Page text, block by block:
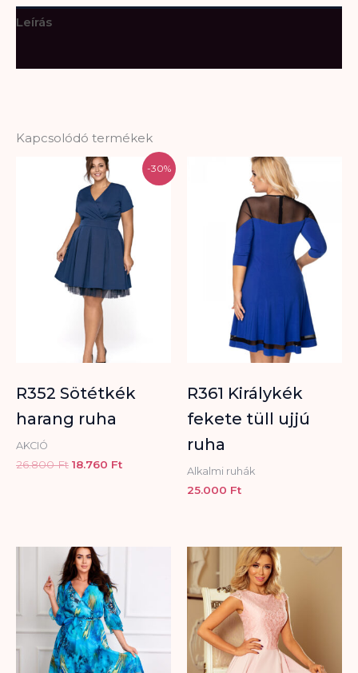
Leírás
Kapcsolódó termékek
-30%
R352 Sötétkék
harang ruha
AKCIÓ
26.800Ft
Original
price
was:
26.800 Ft.
18.760 Ft
Current
price
is:
18.760 Ft.
R361 Királykék
fekete tüll ujjú
ruha
Alkalmi ruhák
25.000 Ft